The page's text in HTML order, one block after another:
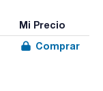
Mi Precio
Comprar